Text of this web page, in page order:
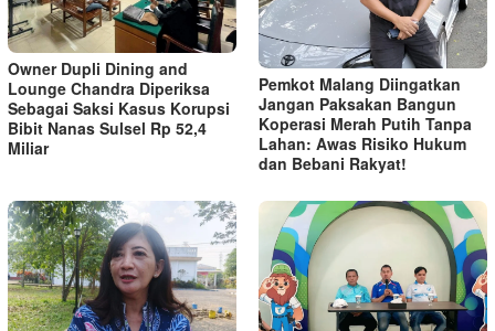
Owner Dupli Dining and
Lounge Chandra Diperiksa
Sebagai Saksi Kasus Korupsi
Bibit Nanas Sulsel Rp 52,4
Miliar
Pemkot Malang Diingatkan
Jangan Paksakan Bangun
Koperasi Merah Putih Tanpa
Lahan: Awas Risiko Hukum
dan Bebani Rakyat!